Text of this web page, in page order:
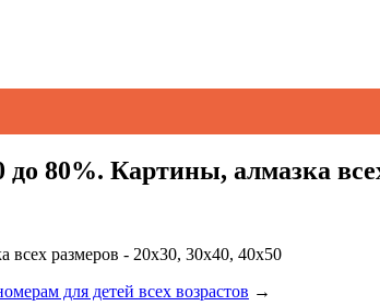
80%. Картины, алмазка
размеров - 20х30, 30х40, 40х50
для детей всех возрастов →